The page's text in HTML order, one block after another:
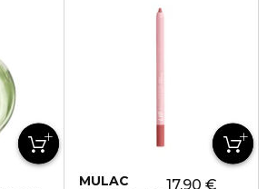
MULAC
17,90 €